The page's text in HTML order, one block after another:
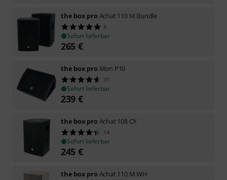
the box proAchat 110 M Bundle
8
Sofort lieferbar
265 €
the box pro Mon P10
31
Sofort lieferbar
239 €
the box proAchat 108 CX
14
Sofort lieferbar
245 €
the box proAchat 110 M WH